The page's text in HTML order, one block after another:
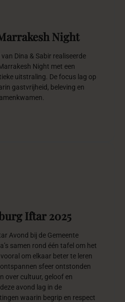
Night
Dina & Sabir realiseerde
Night met een
uitstraling. De focus lag op
gastvrijheid, beleving en
Iftar 2025
Avond bij de Gemeente
samen rond één tafel om het
om elkaar beter te leren
sfeer ontstonden
over cultuur, geloof en
avond lag in de
waarin begrip en respect